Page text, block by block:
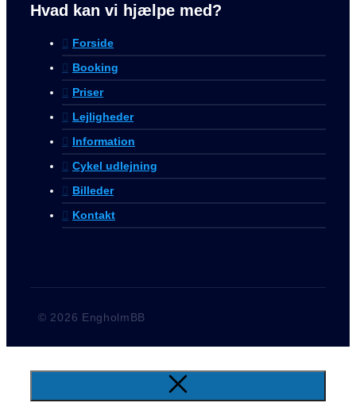
Hvad kan vi hjælpe med?
Forside
Booking
Priser
Lejligheder
Information
Cykel udlejning
Billeder
Kontakt
© 2026 EngholmBB